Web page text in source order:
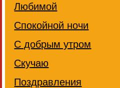
Любимой
Спокойной ночи
С добрым утром
Скучаю
Поздравления